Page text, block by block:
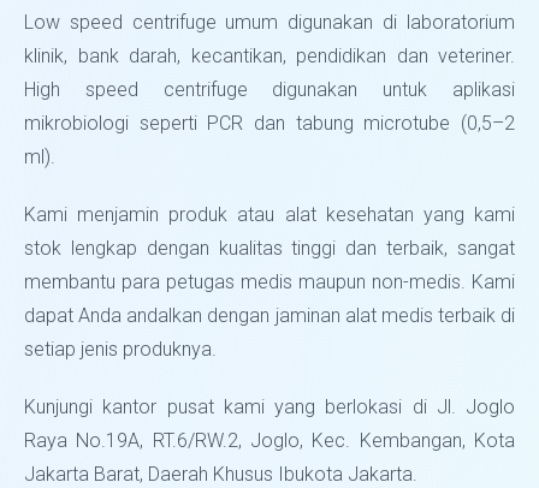
Low speed centrifuge umum digunakan di laboratorium
klinik, bank darah, kecantikan, pendidikan dan veteriner.
High speed centrifuge digunakan untuk aplikasi
mikrobiologi seperti PCR dan tabung microtube (0,5–2
ml).
Kami menjamin produk atau alat kesehatan yang kami
stok lengkap dengan kualitas tinggi dan terbaik, sangat
membantu para petugas medis maupun non-medis. Kami
dapat Anda andalkan dengan jaminan alat medis terbaik di
setiap jenis produknya.
Kunjungi kantor pusat kami yang berlokasi di Jl. Joglo
Raya No.19A, RT.6/RW.2, Joglo, Kec. Kembangan, Kota
Jakarta Barat, Daerah Khusus Ibukota Jakarta.